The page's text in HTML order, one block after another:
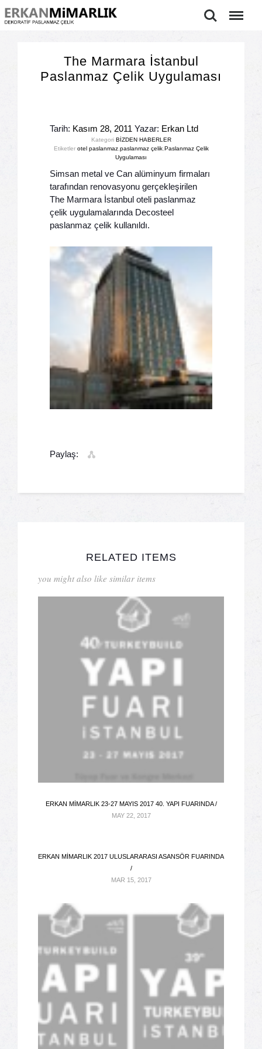
Ara Menu
The Marmara İstanbul
Paslanmaz Çelik Uygulaması
Tarih: Kasım 28, 2011 Yazar: Erkan Ltd
Kategori BİZDEN HABERLER
Etiketler otel paslanmaz, paslanmaz çelik, Paslanmaz Çelik
Uygulaması
Simsan metal ve Can alüminyum firmaları
tarafından renovasyonu gerçekleşirilen
The Marmara İstanbul oteli paslanmaz
çelik uygulamalarında Decosteel
paslanmaz çelik kullanıldı.
Paylaş:
RELATED ITEMS
you might also like similar items
ERKAN MIMARLIK 23-27 MAYIS 2017 40. YAPI FUARINDA /
MAY 22, 2017
ERKAN MIMARLIK 2017 ULUSLARARASI ASANSÖR FUARINDA
/
MAR 15, 2017